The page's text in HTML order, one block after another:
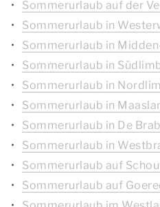
Sommerurlaub auf der
Sommerurlaub in
Sommerurlaub in
Sommerurlaub in
Sommerurlaub in
Sommerurlaub in
Sommerurlaub in De
Sommerurlaub in
Sommerurlaub auf
Sommerurlaub auf